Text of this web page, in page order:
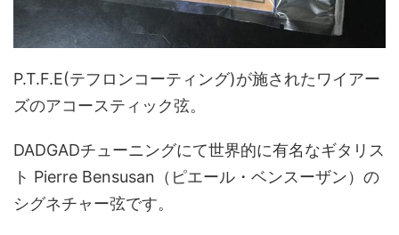
P.T.F.E(テフロンコーティング)が施されたワイアー
ズのアコースティック弦。
DADGADチューニングにて世界的に有名なギタリス
ト Pierre Bensusan（ピエール・ベンスーザン）の
シグネチャー弦です。